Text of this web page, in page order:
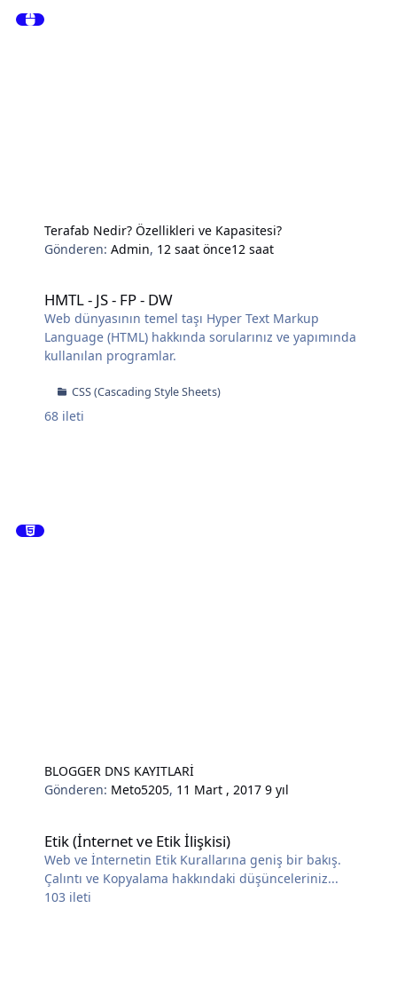
Terafab Nedir? Özellikleri ve Kapasitesi?
Gönderen:Admin, 12 saat önce12 saat
HMTL - JS - FP - DW
Web dünyasının temel taşı Hyper Text Markup
Language (HTML) hakkında sorularınız ve yapımında
kullanılan programlar.
CSS (Cascading Style Sheets)
68 ileti
BLOGGER DNS KAYITLARİ
Gönderen: Meto5205, 11 Mart , 20179 yıl
Etik (İnternet ve Etik İlişkisi)
Web ve İnternetin Etik Kurallarına geniş bir bakış.
Çalıntı ve Kopyalama hakkındaki düşünceleriniz...
103 ileti